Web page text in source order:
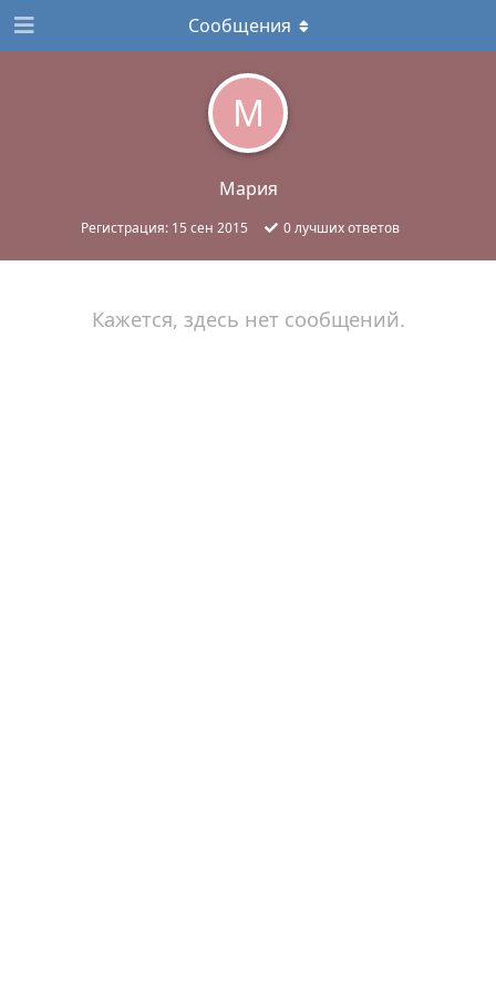
М
Мария
Регистрация: 15 сен 2015 0лучших ответов
Сообщения
Кажется, здесь нет сообщений.